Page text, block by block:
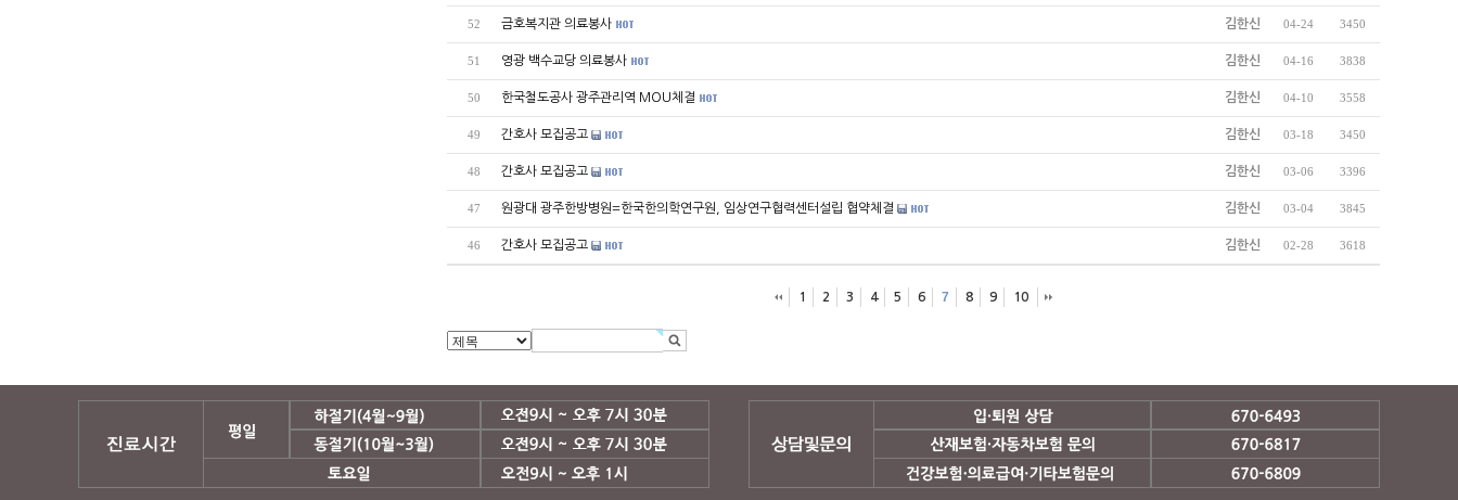
52 금호복지관 의료봉사 김한신 04-24 3450
51 영광 백수교당 의료봉사 김한신 04-16 3838
50 한국철도공사 광주관리역 MOU체결 김한신 04-10 3558
49 간호사 모집공고 김한신 03-18 3450
48 간호사 모집공고 김한신 03-06 3396
47 원광대 광주한방병원=한국한의학연구원, 임상연구협력센터설립 협약체결 김한신 03-04 3845
46 간호사 모집공고 김한신 02-28 3618
1 2 3 4 5 6 7 8 9 10